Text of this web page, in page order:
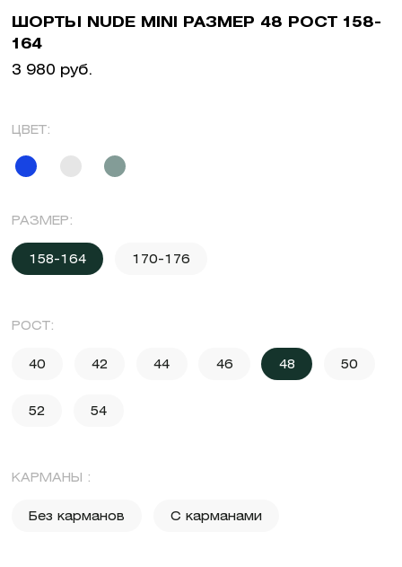
ШОРТЫ NUDE MINI РАЗМЕР 48 РОСТ 158-
164
3 980 руб.
ЦВЕТ:
РАЗМЕР:
158-164 170-176
РОСТ:
40 42 44 46 48 50
52 54
КАРМАНЫ :
Без карманов С карманами